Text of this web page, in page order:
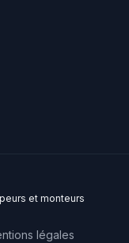
et monteurs
légales